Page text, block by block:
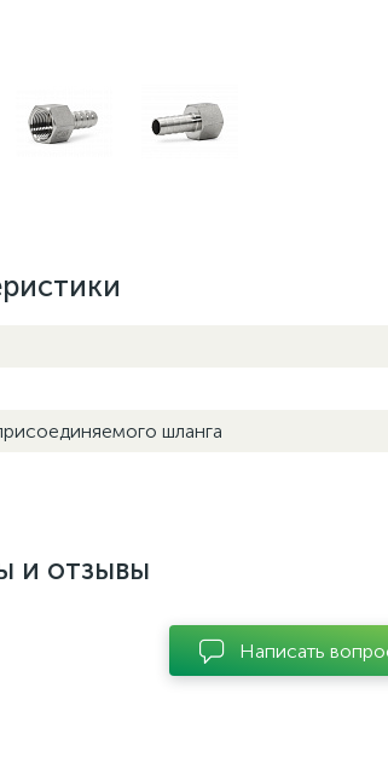
шланга
и отзывы
Написать